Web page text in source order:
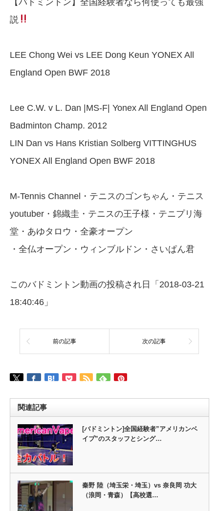
説
LEE Chong Wei vs LEE Dong Keun YONEX All
England Open BWF 2018
Lee C.W. v L. Dan |MS-F| Yonex All England Open
Badminton Champ. 2012
LIN Dan vs Hans Kristian Solberg VITTINGHUS
YONEX All England Open BWF 2018
M-Tennis Channel・テニスのゴンちゃん・テニス
youtuber・錦織圭・テニスの王子様・テニプリ海
堂・あゆタロウ・全豪オープン
・全仏オープン・ウィンブルドン・さいぱん君
このバドミントン動画の投稿され日「2018-03-21
18:40:46」
前の記事 次の記事
関連記事
[バドミントン]全国経験者”アメリカンベ
イプ”のスタッフとシング…
秦野 陸（埼玉栄・埼玉）vs 奈良岡 功大
（浪岡・青森）【高校選…